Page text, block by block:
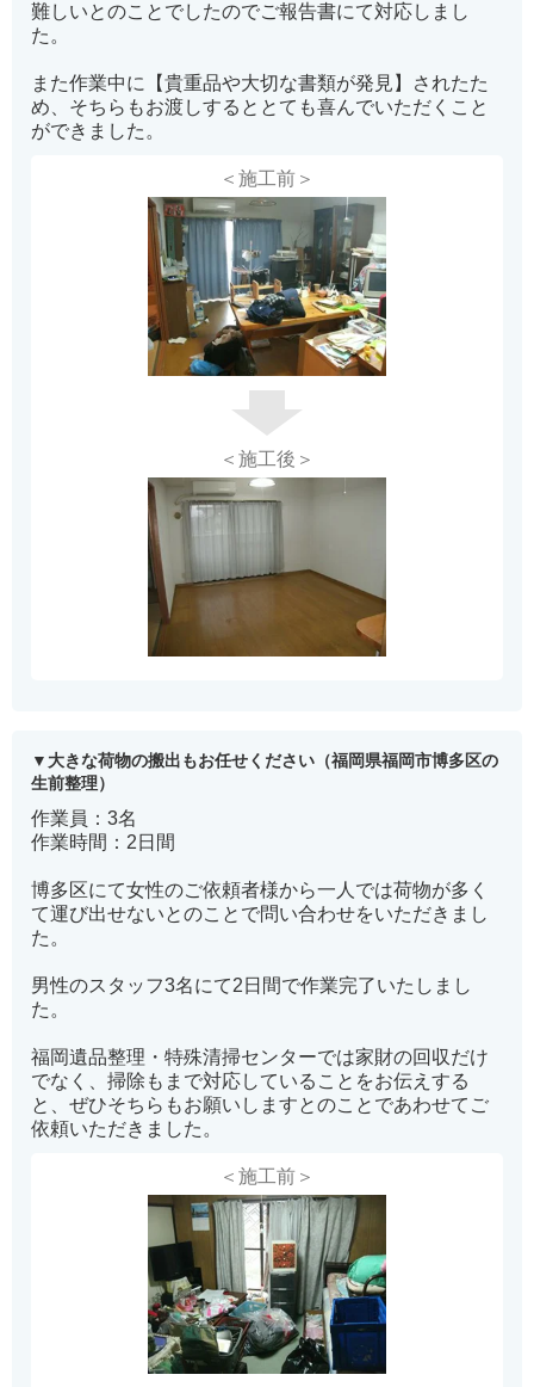
難しいとのことでしたのでご報告書にて対応しまし
た。
また作業中に【貴重品や大切な書類が発見】されたた
め、そちらもお渡しするととても喜んでいただくこと
ができました。
＜施工前＞
＜施工後＞
大きな荷物の搬出もお任せください（福岡県福岡市博多区の
生前整理）
作業員：3名
作業時間：2日間
博多区にて女性のご依頼者様から一人では荷物が多く
て運び出せないとのことで問い合わせをいただきまし
た。
男性のスタッフ3名にて2日間で作業完了いたしまし
た。
福岡遺品整理・特殊清掃センターでは家財の回収だけ
でなく、掃除もまで対応していることをお伝えする
と、ぜひそちらもお願いしますとのことであわせてご
依頼いただきました。
＜施工前＞